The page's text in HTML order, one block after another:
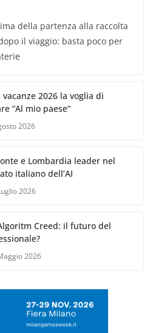
della partenza alla raccolta
il viaggio: basta poco per
vacanze 2026 la voglia di
“Al mio paese”
2026
e Lombardia leader nel
italiano dell’AI
2026
Creed: il futuro del
2026